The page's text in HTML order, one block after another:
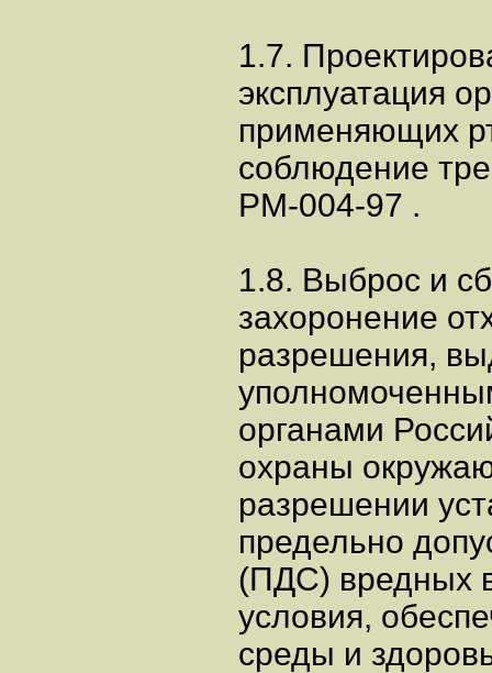
1.7.
эксплуатация
применяющих
соблюдение
РМ-004-97 .
1.8. Выброс и
захоронение
разрешения,
органами
охраны
разрешении
предельно
(ПДС) вредных
условия,
среды и